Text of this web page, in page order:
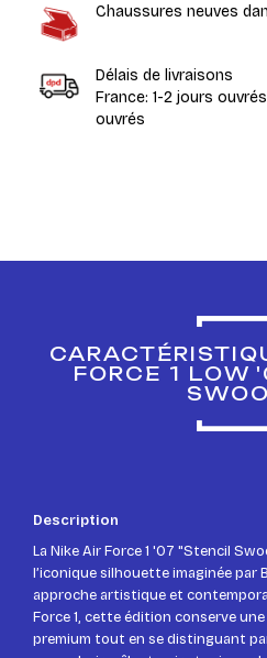
Chaussures neuves
Délais de livraisons
France: 1-2 jours
ouvrés
FORCE 1 LOW
Description
La Nike Air Force 1 '07 "Stencil
l’iconique silhouette imaginée par
approche artistique et
Force 1, cette édition conserve
premium tout en se distinguant